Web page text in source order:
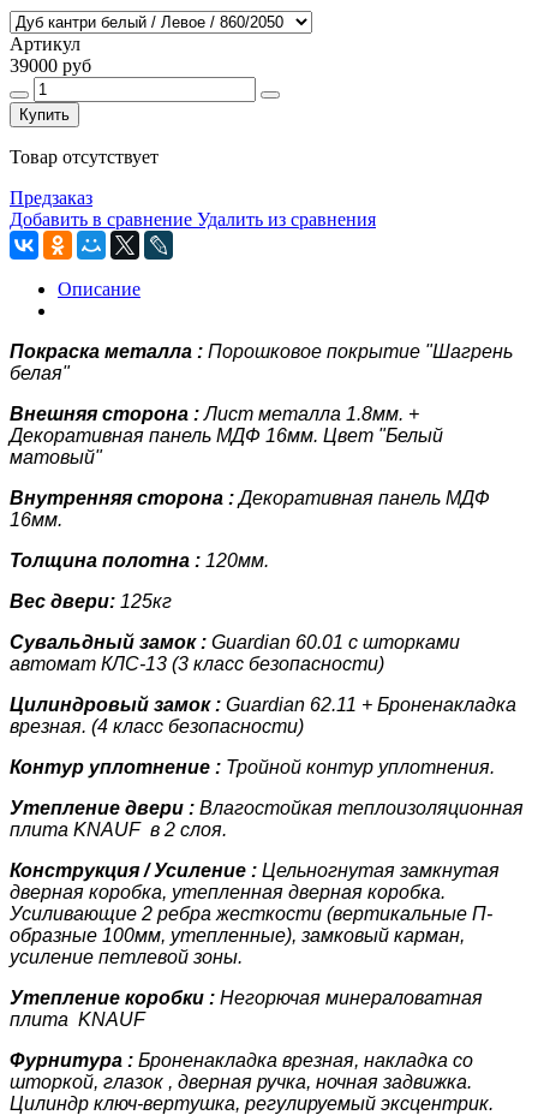
Артикул
39000 руб
Купить
Товар отсутствует
Предзаказ
Добавить в сравнение Удалить из сравнения
Описание
Покраска металла : Порошковое покрытие "Шагрень
белая"
Внешняя сторона :Лист металла 1.8мм. +
Декоративная панель МДФ 16мм. Цвет "Белый
матовый"
Внутренняя сторона :Декоративная панель МДФ
16мм.
Толщина полотна : 120мм.
Вес двери: 125кг
Сувальдный замок : Guardian 60.01 с шторками
автомат КЛС-13 (3 класс безопасности)
Цилиндровый замок : Guardian 62.11 + Броненакладка
врезная. (4 класс безопасности)
Контур уплотнение : Тройной контур уплотнения.
Утепление двери : Влагостойкая теплоизоляционная
плита KNAUF в 2 слоя.
Конструкция / Усиление : Цельногнутая замкнутая
дверная коробка, утепленная дверная коробка.
Усиливающие 2 ребра жесткости (вертикальные П-
образные 100мм, утепленные), замковый карман,
усиление петлевой зоны.
Утепление коробки : Негорючая минераловатная
плита KNAUF
Фурнитура : Броненакладка врезная, накладка со
шторкой, глазок , дверная ручка, ночная задвижка.
Цилиндр ключ-вертушка, регулируемый эксцентрик.